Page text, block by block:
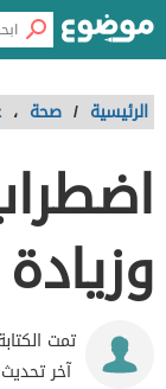
الرئيسية / صحة ،
تمت
آخر